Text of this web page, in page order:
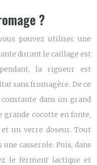
?
pouvez utiliser une
durant le caillage est
la rigueur est
sans fromagère. De ce
dans un grand
grande cocotte en fonte,
un verre doseur. Tout
casserole. Puis, dans
le ferment lactique et